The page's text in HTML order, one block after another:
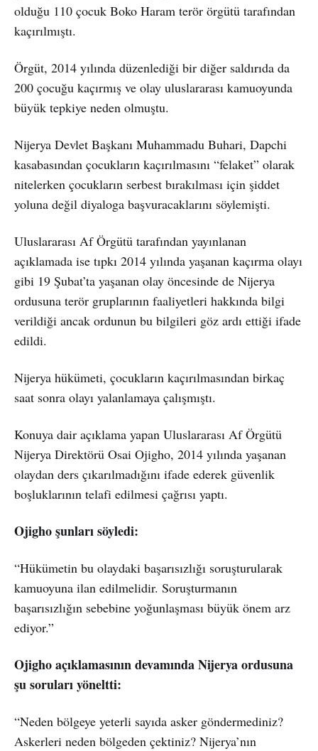
olduğu 110 çocuk Boko Haram terör örgütü tarafından
kaçırılmıştı.
Örgüt, 2014 yılında düzenlediği bir diğer saldırıda da
200 çocuğu kaçırmış ve olay uluslararası kamuoyunda
büyük tepkiye neden olmuştu.
Nijerya Devlet Başkanı Muhammadu Buhari, Dapchi
kasabasından çocukların kaçırılmasını “felaket” olarak
nitelerken çocukların serbest bırakılması için şiddet
yoluna değil diyaloga başvuracaklarını söylemişti.
Uluslararası Af Örgütü tarafından yayınlanan
açıklamada ise tıpkı 2014 yılında yaşanan kaçırma olayı
gibi 19 Şubat’ta yaşanan olay öncesinde de Nijerya
ordusuna terör gruplarının faaliyetleri hakkında bilgi
verildiği ancak ordunun bu bilgileri göz ardı ettiği ifade
edildi.
Nijerya hükümeti, çocukların kaçırılmasından birkaç
saat sonra olayı yalanlamaya çalışmıştı.
Konuya dair açıklama yapan Uluslararası Af Örgütü
Nijerya Direktörü Osai Ojigho, 2014 yılında yaşanan
olaydan ders çıkarılmadığını ifade ederek güvenlik
boşluklarının telafi edilmesi çağrısı yaptı.
Ojigho şunları söyledi:
“Hükümetin bu olaydaki başarısızlığı soruşturularak
kamuoyuna ilan edilmelidir. Soruşturmanın
başarısızlığın sebebine yoğunlaşması büyük önem arz
ediyor.”
Ojigho açıklamasının devamında Nijerya ordusuna
şu soruları yöneltti:
“Neden bölgeye yeterli sayıda asker göndermediniz?
Askerleri neden bölgeden çektiniz? Nijerya’nın